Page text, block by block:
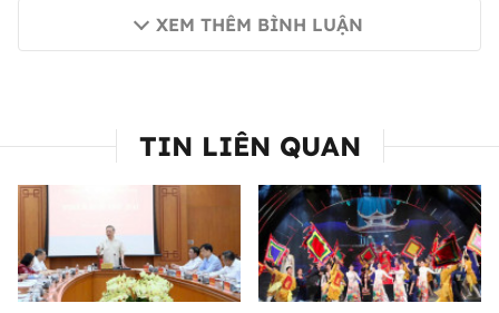
XEM THÊM BÌNH LUẬN
TIN LIÊN QUAN